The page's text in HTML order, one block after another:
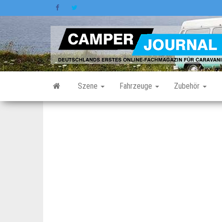
Inhalt
Szene Fahrzeuge Zubehör